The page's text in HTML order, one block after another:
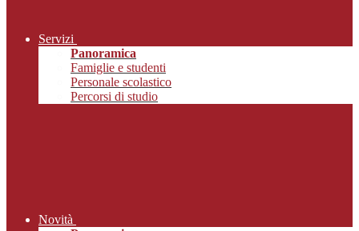
Servizi
Panoramica
Famiglie e studenti
Personale scolastico
Percorsi di studio
Novità